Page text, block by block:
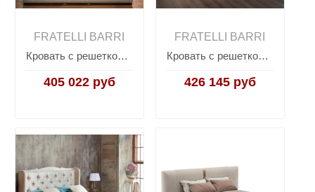
FRATELLI BARRI
Кровать с решеткой Vivienne TIMELESS SALE, FRATELLI BARRI
405 022 руб
FRATELLI BARRI
Кровать с решеткой Hamptons TIMELESS SALE, FRATELLI BARRI
426 145 руб